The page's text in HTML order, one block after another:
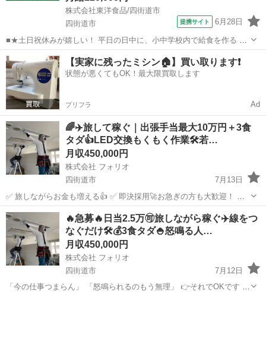
株式会社東洋食品/四街道市
四街道市
提携サイト 6月28日
■★土日祝休みが嬉しい！ 平日の日中に、小中学校内で給食を作る 調
理のお仕事 学校内厨房での調理になるため、子ども達 から「美味しか
った」など、直接声を掛けて もらえたりするのも、この仕事の魅力で
す。 【仕事内容詳細】 ...
四街道市 調理師
【実家に残ったミシン🏠】買い取ります❗️
状態が悪くてもOK！最大限買取します
プリフラ Ad
🌈✈️旅して稼ぐ｜出張手当最大10万円＋3食
タダ👍LED交換もくもく作業🛠️若…
月収450,000円
株式会社 フォリオ
四街道市
7月13日
✅ 旅しながらお金も増える👍 ✅ 即決採用🚀お急ぎの方も大歓迎！ ✅
未経験からスタートOK ✅ 黙々作業もあり✨ 📩 気になったら、とりあ
えず続きを。✨ ＿＿＿＿＿＿＿＿＿＿＿＿＿＿＿＿＿＿＿＿＿ ...
千葉 四街道市 電気 未経験
🔥急募🔥日当2.5万🉑旅しながら稼ぐ✈️線をつ
なぐだけ🛠️💰3食タダ🍚怒鳴る人…
月収450,000円
株式会社 フォリオ
四街道市
7月12日
「今の仕事つまらん」 「怒鳴られるのもう無理」 👉それでOKです ＿